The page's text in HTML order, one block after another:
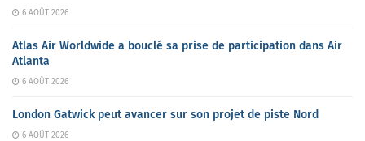
6 AOÛT 2026
Atlas Air Worldwide a bouclé sa prise de participation dans Air
Atlanta
6 AOÛT 2026
London Gatwick peut avancer sur son projet de piste Nord
6 AOÛT 2026